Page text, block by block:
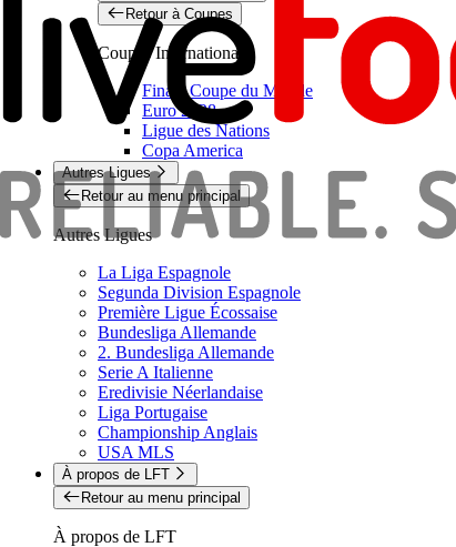
Retour à Coupes
Coupes International
Finale Coupe du Monde
Euro 2028
Ligue des Nations
Copa America
Autres Ligues
Retour au menu principal
Autres Ligues
La Liga Espagnole
Segunda Division Espagnole
Première Ligue Écossaise
Bundesliga Allemande
2. Bundesliga Allemande
Serie A Italienne
Eredivisie Néerlandaise
Liga Portugaise
Championship Anglais
USA MLS
À propos de LFT
Retour au menu principal
À propos de LFT